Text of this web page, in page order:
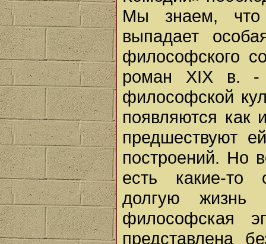
Мы знаем, что
выпадает
философского
роман XIX в. -
философской
появляются как
предшествуют
построений. Но
есть какие-то
долгую жизнь
философская
представлена